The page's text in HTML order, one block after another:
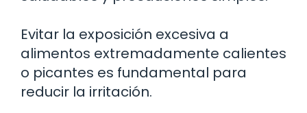
Evitar la exposición excesiva a
alimentos extremadamente calientes
o picantes es fundamental para
reducir la irritación.